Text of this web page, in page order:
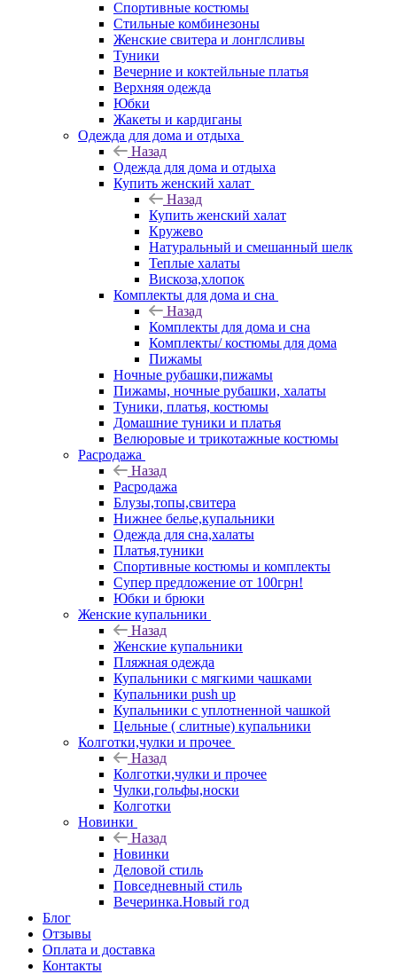
Спортивные костюмы
Стильные комбинезоны
Женские свитера и лонглсливы
Туники
Вечерние и коктейльные платья
Верхняя одежда
Юбки
Жакеты и кардиганы
Одежда для дома и отдыха
Назад
Одежда для дома и отдыха
Купить женский халат
Назад
Купить женский халат
Кружево
Натуральный и смешанный шелк
Теплые халаты
Вискоза,хлопок
Комплекты для дома и сна
Назад
Комплекты для дома и сна
Комплекты/ костюмы для дома
Пижамы
Ночные рубашки,пижамы
Пижамы, ночные рубашки, халаты
Туники, платья, костюмы
Домашние туники и платья
Велюровые и трикотажные костюмы
Расродажа
Назад
Расродажа
Блузы,топы,свитера
Нижнее белье,купальники
Одежда для сна,халаты
Платья,туники
Спортивные костюмы и комплекты
Супер предложение от 100грн!
Юбки и брюки
Женские купальники
Назад
Женские купальники
Пляжная одежда
Купальники с мягкими чашками
Купальники push up
Купальники с уплотненной чашкой
Цельные ( слитные) купальники
Колготки,чулки и прочее
Назад
Колготки,чулки и прочее
Чулки,гольфы,носки
Колготки
Новинки
Назад
Новинки
Деловой стиль
Повседневный стиль
Вечеринка.Новый год
Блог
Отзывы
Оплата и доставка
Контакты